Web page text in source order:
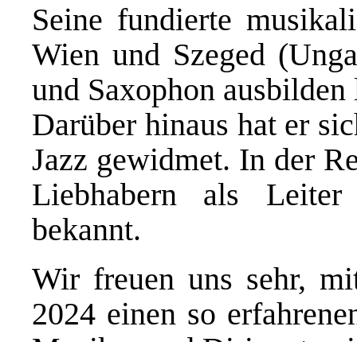
Seine fundierte
Wien und Szeged
und Saxophon ausbilden
Darüber hinaus hat er
Jazz gewidmet. In der
Liebhabern als
bekannt.
Wir freuen uns sehr,
2024 einen so